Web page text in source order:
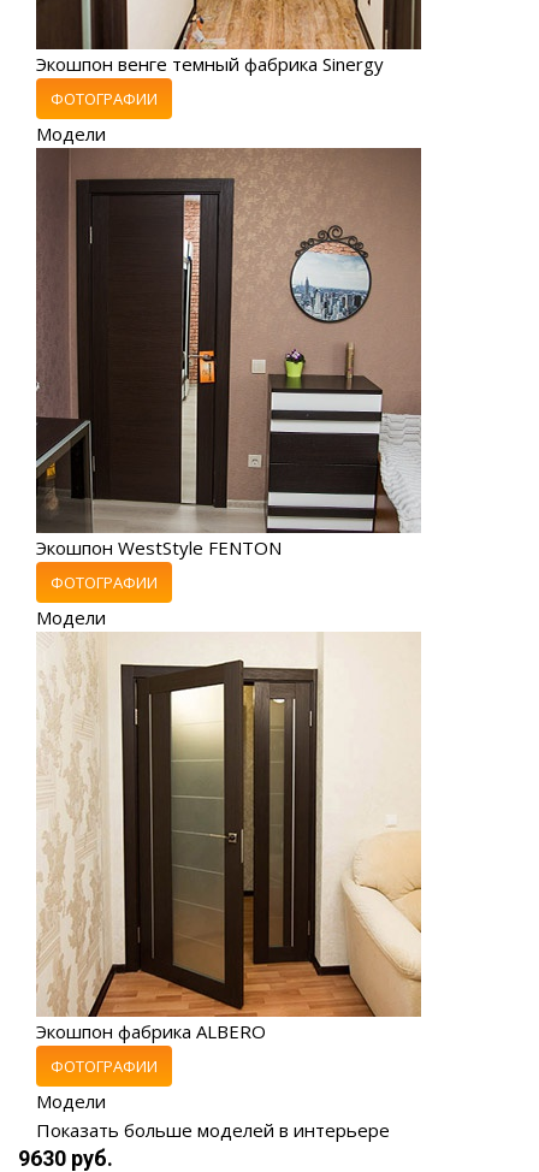
Экошпон венге темный фабрика Sinergy
ФОТОГРАФИИ
Модели
Экошпон WestStyle FENTON
ФОТОГРАФИИ
Модели
Экошпон фабрика ALBERO
ФОТОГРАФИИ
Модели
Показать больше моделей в интерьере
9630 руб.